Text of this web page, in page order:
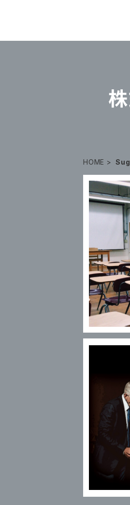
HOME